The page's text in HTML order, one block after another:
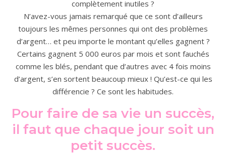
complètement inutiles ?
N’avez-vous jamais remarqué que ce sont d’ailleurs
toujours les mêmes personnes qui ont des problèmes
d’argent… et peu importe le montant qu’elles gagnent ?
Certains gagnent 5 000 euros par mois et sont fauchés
comme les blés, pendant que d’autres avec 4 fois moins
d’argent, s’en sortent beaucoup mieux ! Qu’est-ce qui les
différencie ? Ce sont les habitudes.
Pour faire de sa vie un succès,
il faut que chaque jour soit un
petit succès.